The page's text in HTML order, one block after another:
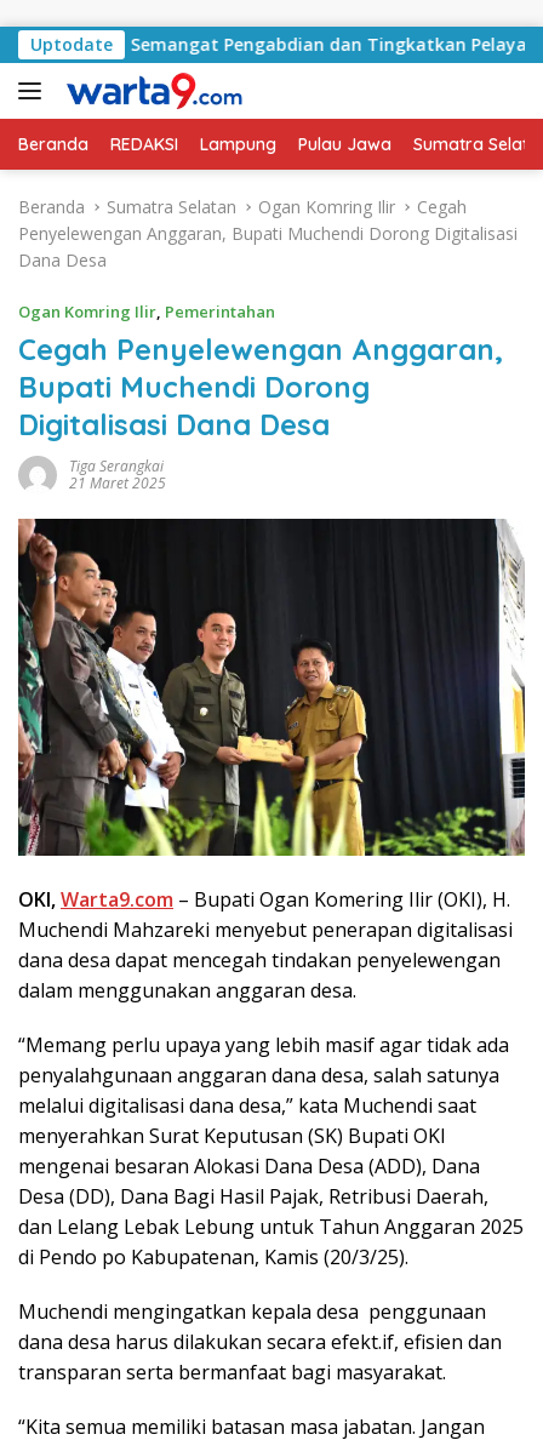
Uptodate
Semangat Pengabdian dan Tingkatkan Pelayanan Publik
Beranda REDAKSI Lampung Pulau Jawa Sumatra
Beranda Sumatra Selatan Ogan Komring Ilir
Cegah
Penyelewengan Anggaran, Bupati Muchendi Dorong Digitalisasi
Dana Desa
Ogan Komring Ilir, Pemerintahan
Cegah Penyelewengan Anggaran,
Bupati Muchendi Dorong
Digitalisasi Dana Desa
Tiga Serangkai
21 Maret 2025
OKI,Warta9.com – Bupati Ogan Komering Ilir (OKI), H.
Muchendi Mahzareki menyebut penerapan digitalisasi
dana desa dapat mencegah tindakan penyelewengan
dalam menggunakan anggaran desa.
“Memang perlu upaya yang lebih masif agar tidak ada
penyalahgunaan anggaran dana desa, salah satunya
melalui digitalisasi dana desa,” kata Muchendi saat
menyerahkan Surat Keputusan (SK) Bupati OKI
mengenai besaran Alokasi Dana Desa (ADD), Dana
Desa (DD), Dana Bagi Hasil Pajak, Retribusi Daerah,
dan Lelang Lebak Lebung untuk Tahun Anggaran 2025
di Pendo po Kabupatenan, Kamis (20/3/25).
Muchendi mengingatkan kepala desa penggunaan
dana desa harus dilakukan secara efekt.if, efisien dan
transparan serta bermanfaat bagi masyarakat.
“Kita semua memiliki batasan masa jabatan. Jangan